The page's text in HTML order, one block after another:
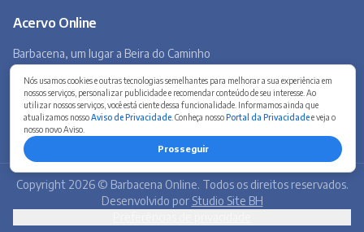
Nós usamos cookies e outras tecnologias semelhantes para melhorar a sua experiência em
nossos serviços, personalizar publicidade e recomendar conteúdo de seu interesse. Ao
utilizar nossos serviços, você está ciente dessa funcionalidade. Informamos ainda que
atualizamos nossoAviso de Privacidade . Conheça nossoPortal da Privacidadee veja o
nosso novo Aviso.
Prosseguir